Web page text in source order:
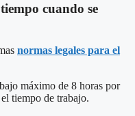
cuando se
normas legales para el
máximo de 8 horas por
tiempo de trabajo.